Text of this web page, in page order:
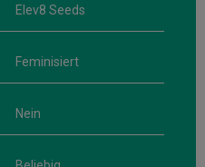
Elev8 Seeds
Feminisiert
Nein